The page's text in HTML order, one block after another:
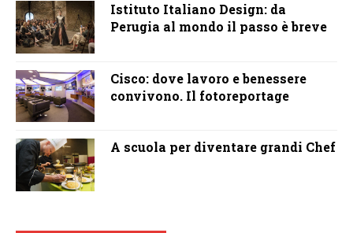
Istituto Italiano Design: da
Perugia al mondo il passo è breve
Cisco: dove lavoro e benessere
convivono. Il fotoreportage
A scuola per diventare grandi Chef